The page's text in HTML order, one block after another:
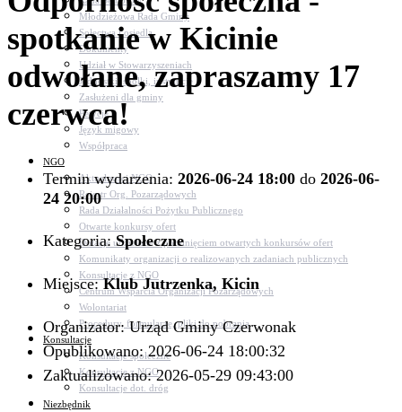
Młodzieżowa Rada Gminy
Sołectwa i osiedla
Dokumenty
Udział w Stowarzyszeniach
Jednostki, spółki, instytucje
Zasłużeni dla gminy
Petycje
Język migowy
Współpraca
NGO
Aktualności NGO
Rejestr Org. Pozarządowych
Rada Działalności Pożytku Publicznego
Otwarte konkursy ofert
Dotacje udzielone z pominięciem otwartych konkursów ofert
Komunikaty organizacji o realizowanych zadaniach publicznych
Konsultacje z NGO
Centrum Wsparcia Organizacji Pozarządowych
Wolontariat
Procedury, formularze, pliki do pobrania
Konsultacje
Konsultacje społeczne
Konsultacje z NGO
Konsultacje dot. dróg
Niezbędnik
spotkanie w Kicinie
odwołane, zapraszamy 17
czerwca!
Termin wydarzenia: 2026-06-24 18:00 do 2026-06-
24 20:00
Kategoria:Społeczne
Miejsce:Klub Jutrzenka, Kicin
Organizator: Urząd Gminy Czerwonak
Opublikowano: 2026-06-24 18:00:32
Zaktualizowano: 2026-05-29 09:43:00